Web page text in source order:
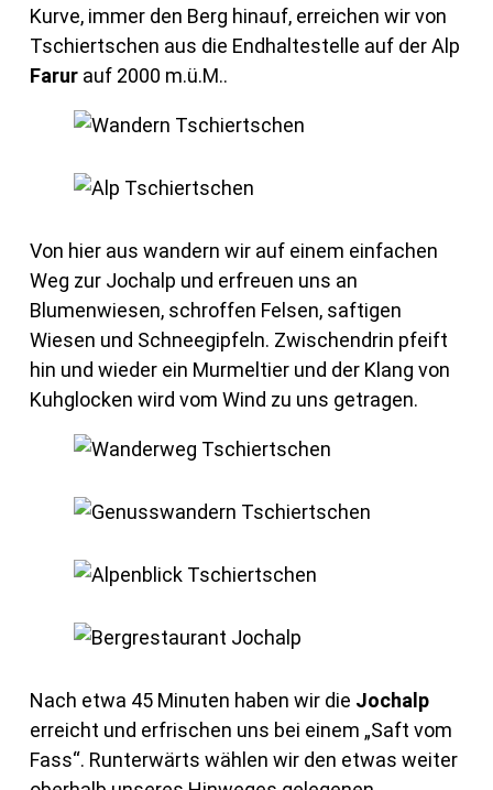
Kurve, immer den Berg hinauf, erreichen wir von
Tschiertschen aus die Endhaltestelle auf der Alp
Farurauf 2000 m.ü.M..
Von hier aus wandern wir auf einem einfachen
Weg zur Jochalp und erfreuen uns an
Blumenwiesen, schroffen Felsen, saftigen
Wiesen und Schneegipfeln. Zwischendrin pfeift
hin und wieder ein Murmeltier und der Klang von
Kuhglocken wird vom Wind zu uns getragen.
Nach etwa 45 Minuten haben wir die Jochalp
erreicht und erfrischen uns bei einem „Saft vom
Fass“. Runterwärts wählen wir den etwas weiter